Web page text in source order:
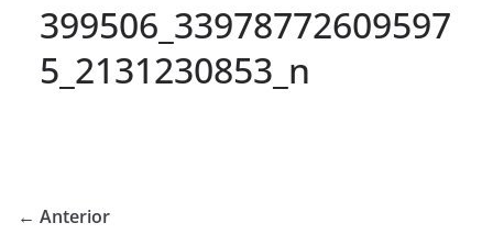
399506_33978772609597
5_2131230853_n
← Anterior